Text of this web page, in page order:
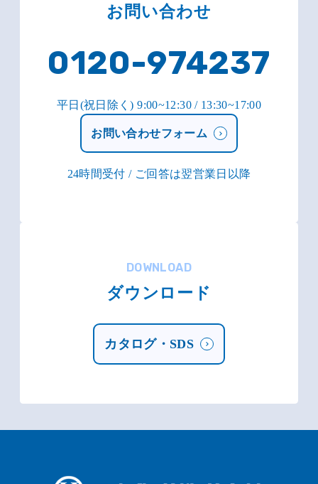
お問い合わせ
0120-974237
平日(祝日除く) 9:00~12:30 / 13:30~17:00
お問い合わせフォーム
24時間受付 / ご回答は翌営業日以降
DOWNLOAD
ダウンロード
カタログ・SDS